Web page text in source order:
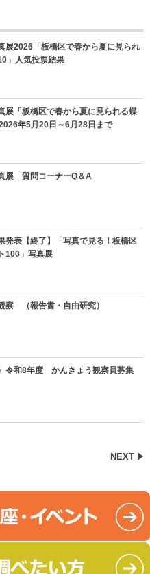
展2026「板橋区で春から夏に見られ
」人気投票結果
展「板橋区で春から夏に見られる蝶
年5月20日～6月28日まで
展 質問コーナーQ＆A
発表【終了】「写真で見る！板橋区
100」写真展
察 （報告書・自由研究）
）令和8年度 かんきょう観察員募集
NEXT